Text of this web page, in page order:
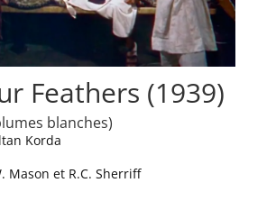
Feathers (1939)
blanches)
Korda
Mason et R.C. Sherriff